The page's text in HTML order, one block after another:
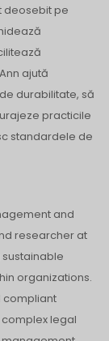
deosebit pe
ajută
durabilitate, să
practicile
standardele de
and
researcher at
sustainable
organizations.
compliant
legal